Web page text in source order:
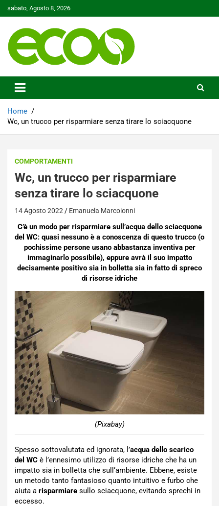
to
sabato, Agosto 8, 2026
Ecoo.it
Home
Wc, un trucco per risparmiare senza tirare lo sciacquone
COMPORTAMENTI
Wc, un trucco per risparmiare
senza tirare lo sciacquone
14 Agosto 2022 Emanuela Marcoionni
C’è un modo per risparmiare sull’acqua dello sciacquone
del WC: quasi nessuno è a conoscenza di questo trucco (o
pochissime persone usano abbastanza inventiva per
immaginarlo possibile), eppure avrà il suo impatto
decisamente positivo sia in bolletta sia in fatto di spreco
di risorse idriche
(Pixabay)
Spesso sottovalutata ed ignorata, l’acqua dello scarico
del WC è l’ennesimo utilizzo di risorse idriche che ha un
impatto sia in bolletta che sull’ambiente. Ebbene, esiste
un metodo tanto fantasioso quanto intuitivo e furbo che
aiuta a risparmiare sullo sciacquone, evitando sprechi in
eccesso.